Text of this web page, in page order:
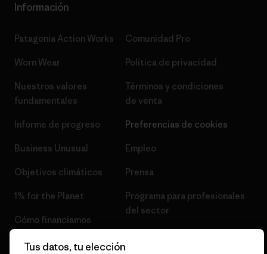
Información
Patagonia Action Works
Worn Wear
Nuestros valores
fundamentales
Informe de progreso
Business Unusual
Objetivos climáticos
1% for the Planet
Cómo financiamos
Tarjetas regalo
Comunidad Pro
Política de privacidad
Términos y condiciones
de venta
Preferencias de cookies
Empleo
Prensa
Programa para profesionales
del sector
Tus datos, tu elección